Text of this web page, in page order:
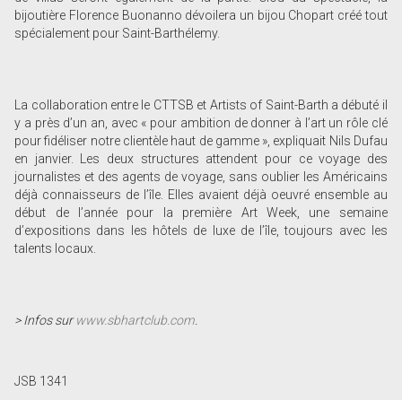
bijoutière Florence Buonanno dévoilera un bijou Chopart créé tout
spécialement pour Saint-Barthélemy.
La collaboration entre le CTTSB et Artists of Saint-Barth a débuté il
y a près d’un an, avec « pour ambition de donner à l’art un rôle clé
pour fidéliser notre clientèle haut de gamme », expliquait Nils Dufau
en janvier. Les deux structures attendent pour ce voyage des
journalistes et des agents de voyage, sans oublier les Américains
déjà connaisseurs de l’île. Elles avaient déjà oeuvré ensemble au
début de l’année pour la première Art Week, une semaine
d’expositions dans les hôtels de luxe de l’île, toujours avec les
talents locaux.
> Infos surwww.sbhartclub.com
JSB 1341